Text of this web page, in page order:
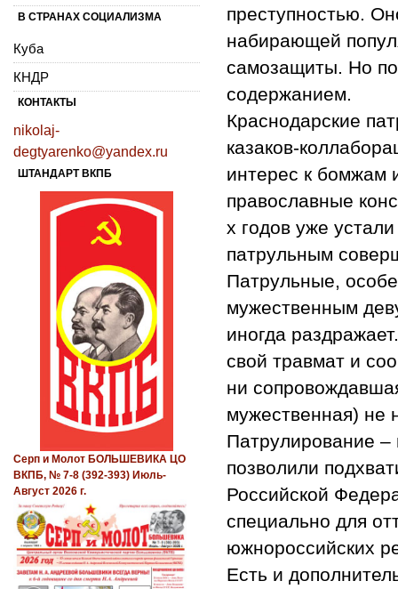
преступностью.
набирающей
самозащиты. Но
содержанием.
Краснодарские
казаков-
интерес к бомжам
православные
х годов уже
патрульным
Патрульные,
мужественным
иногда
свой травмат и
ни
мужественная) не
Патрулирование –
позволили
Российской
специально для
южнороссийских
Есть и
В СТРАНАХ СОЦИАЛИЗМА
Куба
КНДР
КОНТАКТЫ
nikolaj-
degtyarenko@yandex.ru
ШТАНДАРТ ВКПБ
Серп и Молот БОЛЬШЕВИКА ЦО
ВКПБ, № 7-8 (392-393) Июль-
Август 2026 г.